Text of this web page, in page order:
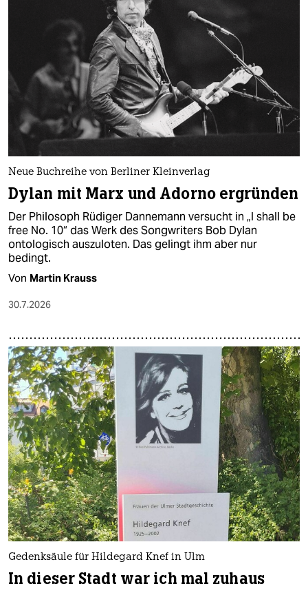
Neue Buchreihe von Berliner Kleinverlag
Dylan mit Marx und Adorno ergründen
Der Philosoph Rüdiger Dannemann versucht in „I shall be
free No. 10“ das Werk des Songwriters Bob Dylan
ontologisch auszuloten. Das gelingt ihm aber nur
bedingt.
Von Martin Krauss
30.7.2026
Gedenksäule für Hildegard Knef in Ulm
In dieser Stadt war ich mal zuhaus